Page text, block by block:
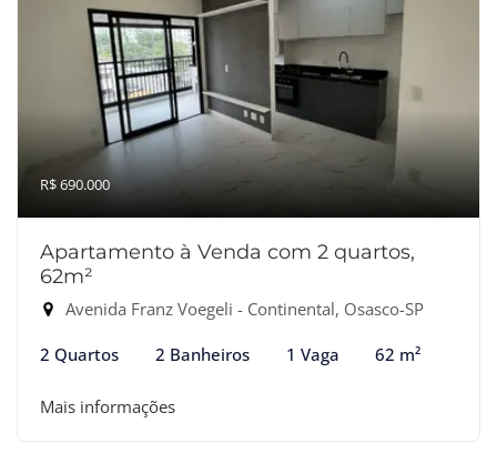
R$ 690.000
Apartamento à Venda com 2 quartos,
62m²
Avenida Franz Voegeli - Continental, Osasco-SP
2 Quartos 2 Banheiros 1 Vaga 62 m²
Mais informações